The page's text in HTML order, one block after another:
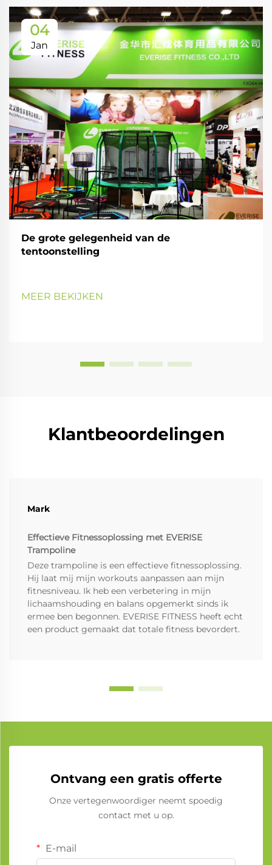
04
Jan
De grote gelegenheid van de
tentoonstelling
MEER BEKIJKEN
Klantbeoordelingen
Mark
Effectieve Fitnessoplossing met EVERISE
Trampoline
Deze trampoline is een effectieve fitnessoplossing.
Hij laat mij mijn workouts aanpassen aan mijn
fitnesniveau. Ik heb een verbetering in mijn
lichaamshouding en balans opgemerkt sinds ik
ermee ben begonnen. EVERISE FITNESS heeft echt
een product gemaakt dat totale fitness bevordert.
Ontvang een gratis offerte
Onze vertegenwoordiger neemt spoedig
contact met u op.
E-mail